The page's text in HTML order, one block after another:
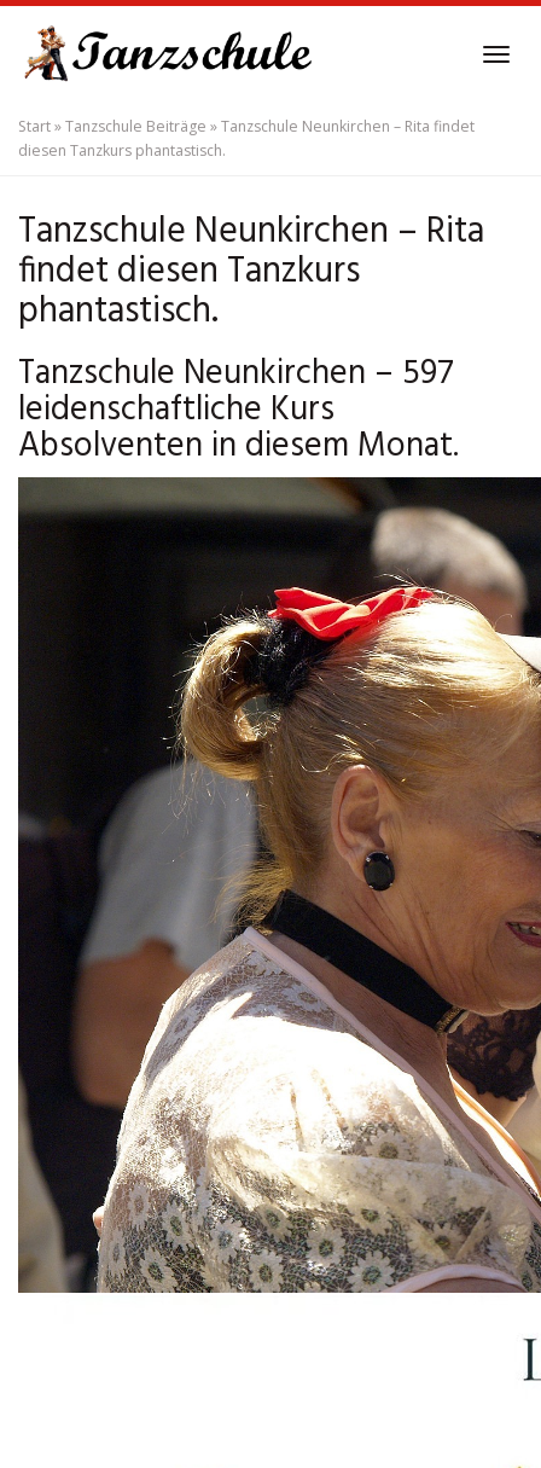
main
content
Start»Tanzschule Beiträge »Tanzschule Neunkirchen – Rita findet
diesen Tanzkurs phantastisch.
Tanzschule Neunkirchen – Rita
findet diesen Tanzkurs
phantastisch.
Tanzschule Neunkirchen – 597
leidenschaftliche Kurs
Absolventen in diesem Monat.